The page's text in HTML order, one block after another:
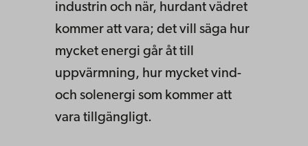
industrin och när, hurdant vädret
kommer att vara; det vill säga hur
mycket energi går åt till
uppvärmning, hur mycket vind-
och solenergi som kommer att
vara tillgängligt.